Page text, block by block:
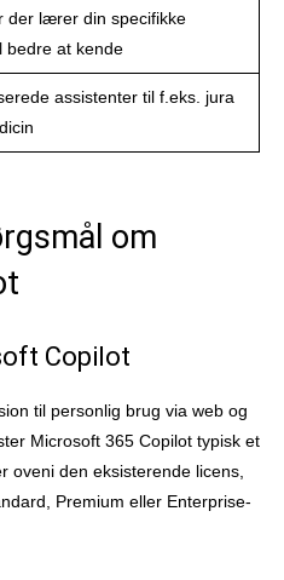
der lærer din specifikke
bedre at kende
assistenter til f.eks. jura
om
Copilot
til personlig brug via web og
Microsoft 365 Copilot typisk et
oveni den eksisterende licens,
Premium eller Enterprise-